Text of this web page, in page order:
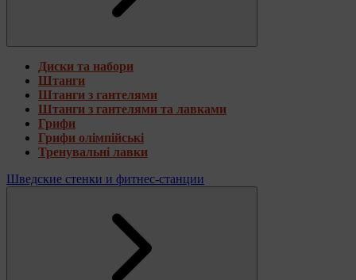
Диски та набори
Штанги
Штанги з гантелями
Штанги з гантелями та лавками
Грифи
Грифи олімпійські
Тренувальні лавки
Шведские стенки и фитнес-станции